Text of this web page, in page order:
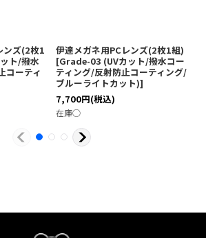
ンズ(2枚1
ト/撥水
コーティ
伊達メガネ用PCレンズ(2枚1組)
[Grade-03 (UVカット/撥水コー
ティング/反射防止コーティング/
ブルーライトカット)]
7,700円(税込)
在庫◯